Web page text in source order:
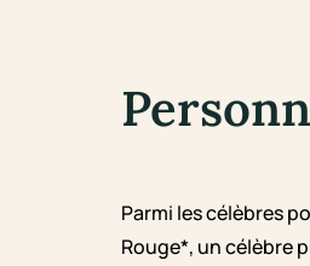
Parmi les célèbres
Rouge*, un célèbre